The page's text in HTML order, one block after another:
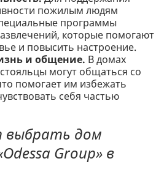
пожилым людям
программы
которые помогают
и повысить настроение.
и общение. В домах
могут общаться со
помогает им избежать
себя частью
выбрать дом
Group» в